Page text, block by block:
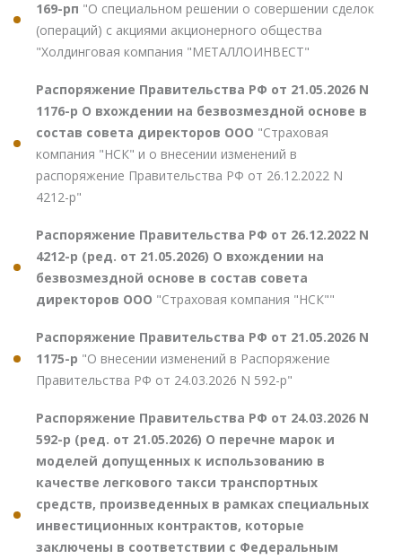
169-рп "О специальном решении о совершении сделок
(операций) с акциями акционерного общества
"Холдинговая компания "МЕТАЛЛОИНВЕСТ"
Распоряжение Правительства РФ от 21.05.2026 N
1176-р О вхождении на безвозмездной основе в
состав совета директоров ООО "Страховая
компания "НСК" и о внесении изменений в
распоряжение Правительства РФ от 26.12.2022 N
4212-р"
Распоряжение Правительства РФ от 26.12.2022 N
4212-р (ред. от 21.05.2026) О вхождении на
безвозмездной основе в состав совета
директоров ООО "Страховая компания "НСК""
Распоряжение Правительства РФ от 21.05.2026 N
1175-р "О внесении изменений в Распоряжение
Правительства РФ от 24.03.2026 N 592-р"
Распоряжение Правительства РФ от 24.03.2026 N
592-р (ред. от 21.05.2026) О перечне марок и
моделей допущенных к использованию в
качестве легкового такси транспортных
средств, произведенных в рамках специальных
инвестиционных контрактов, которые
заключены в соответствии с Федеральным